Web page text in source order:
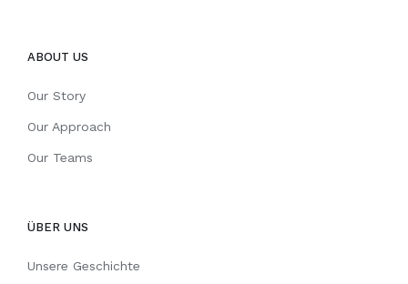
ABOUT US
Our Story
Our Approach
Our Teams
ÜBER UNS
Unsere Geschichte